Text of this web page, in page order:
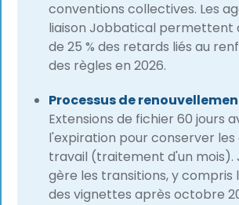
conventions collectives. Les
liaison Jobbatical permettent
de 25 % des retards liés au
des règles en 2026.
Processus de
Extensions de fichier 60 jours
l'expiration pour conserver les
travail (traitement d'un mois).
gère les transitions, y compris
des vignettes après octobre